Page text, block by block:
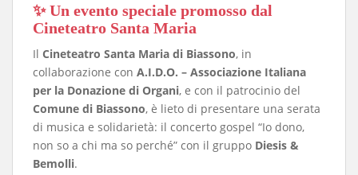
✨ Un evento speciale promosso dal
Cineteatro Santa Maria
Il Cineteatro Santa Maria di Biassono, in
collaborazione con A.I.D.O. – Associazione Italiana
per la Donazione di Organi, e con il patrocinio del
Comune di Biassono, è lieto di presentare una serata
di musica e solidarietà: il concerto gospel “Io dono,
non so a chi ma so perché” con il gruppo Diesis &
Bemolli.